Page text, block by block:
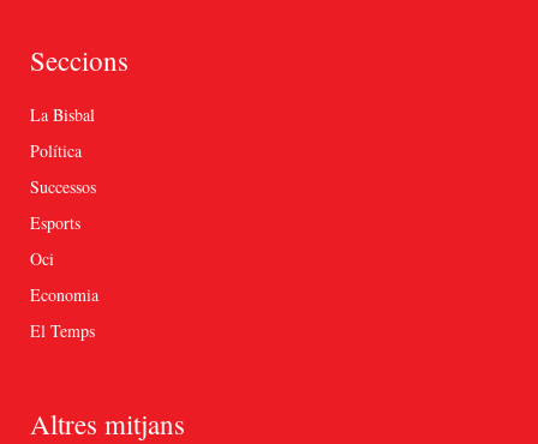
Seccions
La Bisbal
Política
Successos
Esports
Oci
Economia
El Temps
Altres mitjans